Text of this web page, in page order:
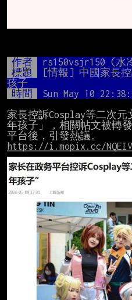
作者 rs150vsjr150 (水
標題
[情報] 中國家長
孩子
時間
Sun May 10
家長控訴Cosplay等二次
年孩子」，相關帖文被轉
https://i.mopix.cc/